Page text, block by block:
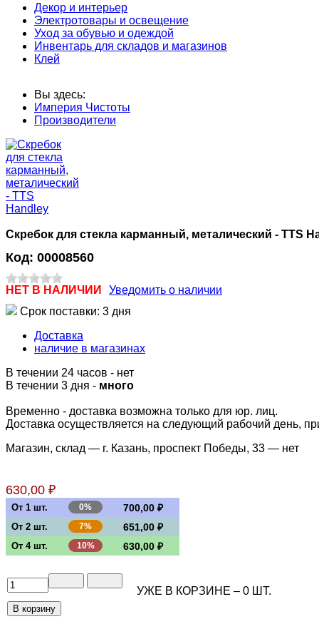
Декор и интерьер
Электротовары и освещение
Уход за обувью и одеждой
Инвентарь для складов и магазинов
Клей
Вы здесь:
Империя Чистоты
Производители
Скребок для стекла карманный, металический - TTS
Код: 00008560
НЕТ В НАЛИЧИИ
Уведомить о наличии
Срок поставки: 3 дня
Доставка
наличие в магазинах
В течении 24 часов - нет
В течении 3 дня - много
Временно - доставка возможна только для юр. лиц.
Доставка осуществляется на следующий рабочий день,
Магазин, склад — г. Казань, проспект Победы, 33 — нет
630,00 ₽
От 1 шт. 0% 700,00 ₽
От 2 шт. 7% 651,00 ₽
От 4 шт. 10% 630,00 ₽
УЖЕ В КОРЗИНЕ – 0 ШТ.